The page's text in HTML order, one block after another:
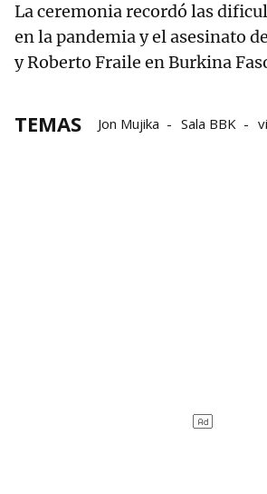
La ceremonia recordó las
en la pandemia y el asesinato
y Roberto Fraile en Burkina
TEMAS Jon Mujika Sala BBK